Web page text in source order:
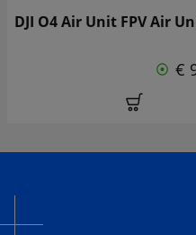
DJI O4 Air Unit FPV Air
€